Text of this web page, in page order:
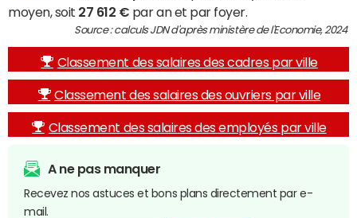
moyen, soit 27 612 € par an et par foyer.
Source : calculs JDN d'après ministère de l'Economie, 2024
Classement des salaires des cadres par ville
Classement des salaires des ouvriers par ville
Classement des salaires des employés par ville
A ne pas manquer
Recevez nos astuces et bons plans directement par e-
mail.